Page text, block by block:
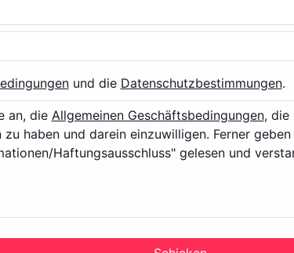
und die Datenschutzbestimmungen.
an, die Allgemeinen Geschäftsbedingungen, die
zu haben und darein einzuwilligen. Ferner
Haftungsausschluss" gelesen und
ab 18 Jahren vorbehalten. Mit der Nutzung
dann verlassen Sie diese Website sofort!